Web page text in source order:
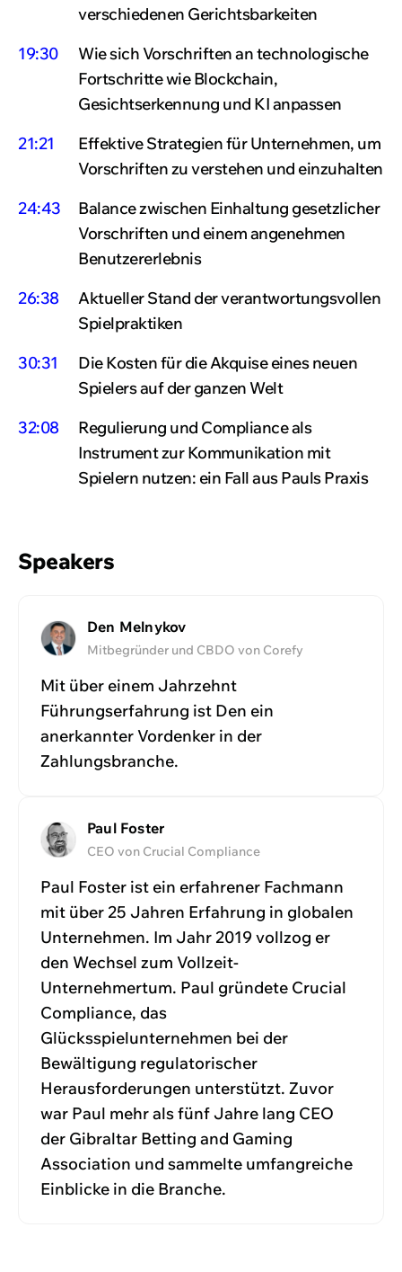
verschiedenen Gerichtsbarkeiten
19:30
Wie sich Vorschriften an technologische
Fortschritte wie Blockchain,
Gesichtserkennung und KI anpassen
21:21
Effektive Strategien für Unternehmen, um
Vorschriften zu verstehen und einzuhalten
24:43
Balance zwischen Einhaltung gesetzlicher
Vorschriften und einem angenehmen
Benutzererlebnis
26:38
Aktueller Stand der verantwortungsvollen
Spielpraktiken
30:31
Die Kosten für die Akquise eines neuen
Spielers auf der ganzen Welt
32:08
Regulierung und Compliance als
Instrument zur Kommunikation mit
Spielern nutzen: ein Fall aus Pauls Praxis
Speakers
Den Melnykov
Mitbegründer und CBDO von Corefy
Mit über einem Jahrzehnt
Führungserfahrung ist Den ein
anerkannter Vordenker in der
Zahlungsbranche.
Paul Foster
CEO von Crucial Compliance
Paul Foster ist ein erfahrener Fachmann
mit über 25 Jahren Erfahrung in globalen
Unternehmen. Im Jahr 2019 vollzog er
den Wechsel zum Vollzeit-
Unternehmertum. Paul gründete Crucial
Compliance, das
Glücksspielunternehmen bei der
Bewältigung regulatorischer
Herausforderungen unterstützt. Zuvor
war Paul mehr als fünf Jahre lang CEO
der Gibraltar Betting and Gaming
Association und sammelte umfangreiche
Einblicke in die Branche.